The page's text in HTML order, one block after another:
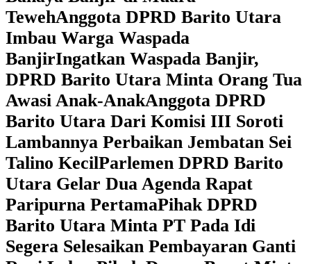
TewehAnggota DPRD Barito Utara
Imbau Warga Waspada
BanjirIngatkan Waspada Banjir,
DPRD Barito Utara Minta Orang Tua
Awasi Anak-AnakAnggota DPRD
Barito Utara Dari Komisi III Soroti
Lambannya Perbaikan Jembatan Sei
Talino KecilParlemen DPRD Barito
Utara Gelar Dua Agenda Rapat
Paripurna PertamaPihak DPRD
Barito Utara Minta PT Pada Idi
Segera Selesaikan Pembayaran Ganti